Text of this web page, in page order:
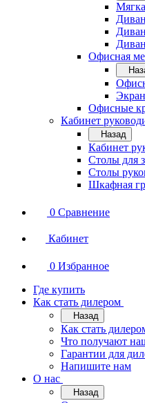
Офисная
Офисные
Кабинет
Назад
Кабинет
Столы для
Столы
Шкафная
0 Сравнение
Кабинет
0 Избранное
Где купить
Как стать дилером
Назад
Как стать
Что получают
Гарантии для
Напишите нам
О нас
Назад